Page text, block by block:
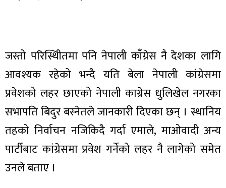
जस्तो परिस्थिीतमा पनि नेपाली काँग्रेस नै देशका लागि
आवश्यक रहेको भन्दै यति बेला नेपाली कांग्रेसमा
प्रवेशको लहर छाएको नेपाली काग्रेस धुलिखेल नगरका
सभापति बिदुर बस्नेतले जानकारी दिएका छन् । स्थानिय
तहको निर्वाचन नजिकिदै गर्दा एमाले, माओवादी अन्य
पार्टीबाट कांग्रेसमा प्रवेश गर्नेको लहर नै लागेको समेत
उनले बताए ।